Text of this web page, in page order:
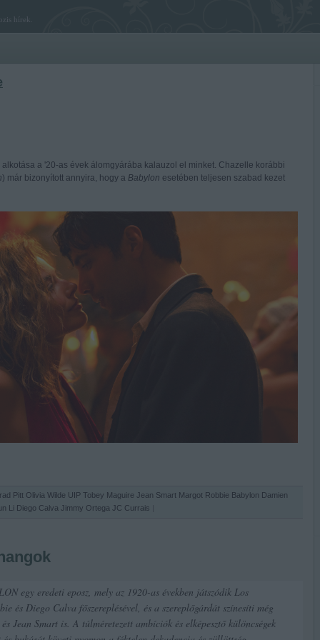
hírek.
a '20-as évek álomgyárába kalauzol el minket. Chazelle korábbi
) már bizonyított annyira, hogy a Babylon esetében teljesen szabad kezet
Pitt Olivia Wilde UIP Tobey Maguire Jean Smart Margot Robbie Babylon Damien
Li Diego Calva Jimmy Ortega JC Currais
egy eredeti eposz, mely az 1920-as években játszódik Los
és Diego Calva főszereplésével, és a szereplőgárdát színesíti még
Jean Smart is. A túlméretezett ambíciók és elképesztő különcségek